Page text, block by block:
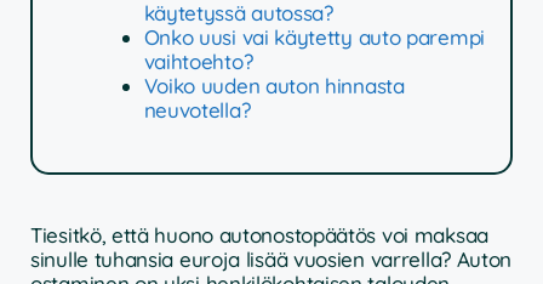
käytetyssä autossa?
Onko uusi vai käytetty auto parempi
vaihtoehto?
Voiko uuden auton hinnasta
neuvotella?
Tiesitkö, että huono autonostopäätös voi maksaa
sinulle tuhansia euroja lisää vuosien varrella? Auton